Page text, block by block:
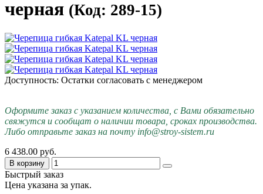
черная (Код: 289-15)
Доступность: Остатки согласовать с менеджером
Оформите заказ с указанием количества, с Вами обязательно
свяжутся и сообщат о наличии товара, сроках производства.
Либо отправьте заказ на почту info@stroy-sistem.ru
6 438.00 руб.
В корзину
Быстрый заказ
Цена указана за упак.